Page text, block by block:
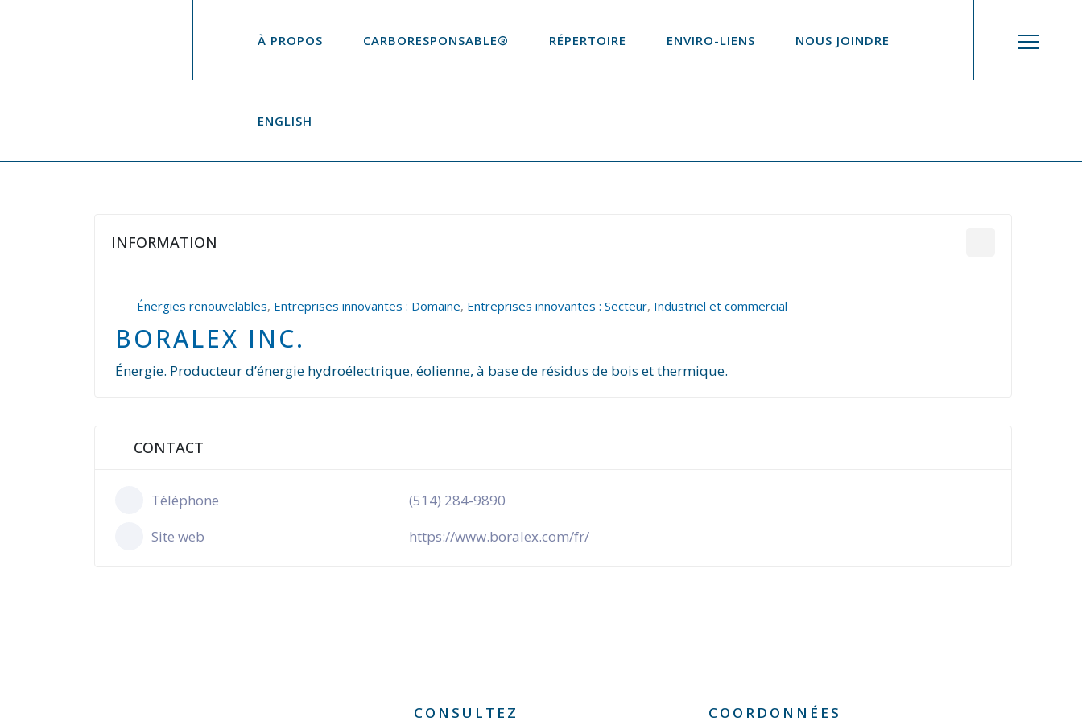
À PROPOS CARBORESPONSABLE® RÉPERTOIRE ENVIRO-LIENS NOUS JOINDRE
ENGLISH
INFORMATION
Énergies renouvelables, Entreprises innovantes : Domaine, Entreprises innovantes : Secteur, Industriel et commercial
BORALEX INC.
Énergie. Producteur d’énergie hydroélectrique, éolienne, à base de résidus de bois et thermique.
CONTACT
Téléphone
(514) 284-9890
Site web
https://www.boralex.com/fr/
CONSULTEZ COORDONNÉES